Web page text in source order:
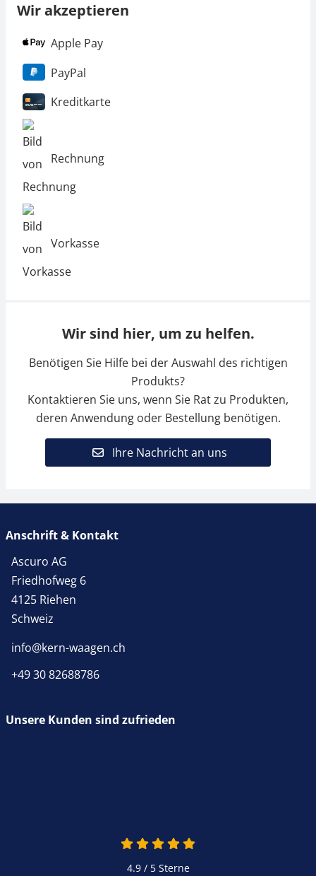
Wir akzeptieren
Apple Pay
PayPal
Kreditkarte
Rechnung
Vorkasse
Wir sind hier, um zu helfen.
Benötigen Sie Hilfe bei der Auswahl des richtigen
Produkts?
Kontaktieren Sie uns, wenn Sie Rat zu Produkten,
deren Anwendung oder Bestellung benötigen.
Ihre Nachricht an uns
Anschrift & Kontakt
Ascuro AG
Friedhofweg 6
4125 Riehen
Schweiz
info@kern-waagen.ch
+49 30 82688786
Unsere Kunden sind zufrieden
4.9 von 5
4.9 / 5Sterne